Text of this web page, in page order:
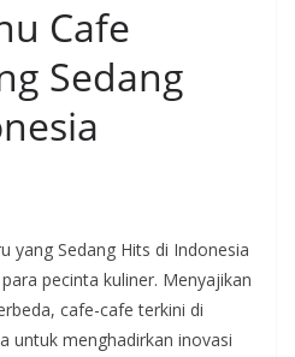
Cafe
Sedang
yang Sedang Hits di Indonesia
pecinta kuliner. Menyajikan
cafe-cafe terkini di
untuk menghadirkan inovasi